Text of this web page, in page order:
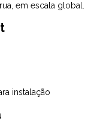
em escala global.
instalação